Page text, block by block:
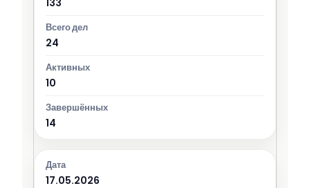
24
10
14
17.05.2026